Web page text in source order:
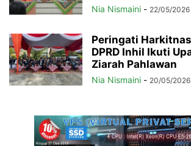
Nia Nismaini - 22/05/2026
Peringati
DPRD Inhil Ikuti
Ziarah Pahlawan
Nia Nismaini - 20/05/2026